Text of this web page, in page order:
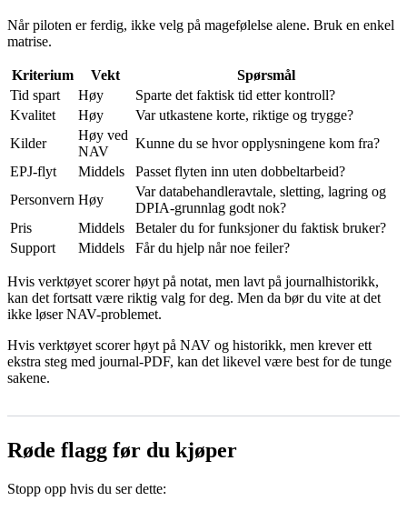
Når piloten er ferdig, ikke velg på magefølelse alene. Bruk en enkel
matrise.
Kriterium Vekt
Spørsmål
Tid spart
Høy
Sparte det faktisk tid etter kontroll?
Kvalitet
Høy
Var utkastene korte, riktige og trygge?
Kilder
Høy ved
NAV
Kunne du se hvor opplysningene kom fra?
EPJ-flyt
Middels
Passet flyten inn uten dobbeltarbeid?
Personvern Høy
Var databehandleravtale, sletting, lagring og
DPIA-grunnlag godt nok?
Pris
Middels
Betaler du for funksjoner du faktisk bruker?
Support
Middels Får du hjelp når noe feiler?
Hvis verktøyet scorer høyt på notat, men lavt på journalhistorikk,
kan det fortsatt være riktig valg for deg. Men da bør du vite at det
ikke løser NAV-problemet.
Hvis verktøyet scorer høyt på NAV og historikk, men krever ett
ekstra steg med journal-PDF, kan det likevel være best for de tunge
sakene.
Røde flagg før du kjøper
Stopp opp hvis du ser dette: